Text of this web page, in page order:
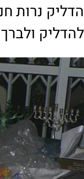
הדליק נרות
להדליק